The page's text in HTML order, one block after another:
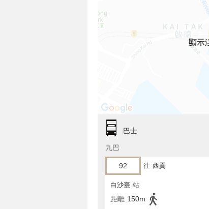
顯示
巴士
九巴
92 往 西貢
白沙臺 站
距離 150m